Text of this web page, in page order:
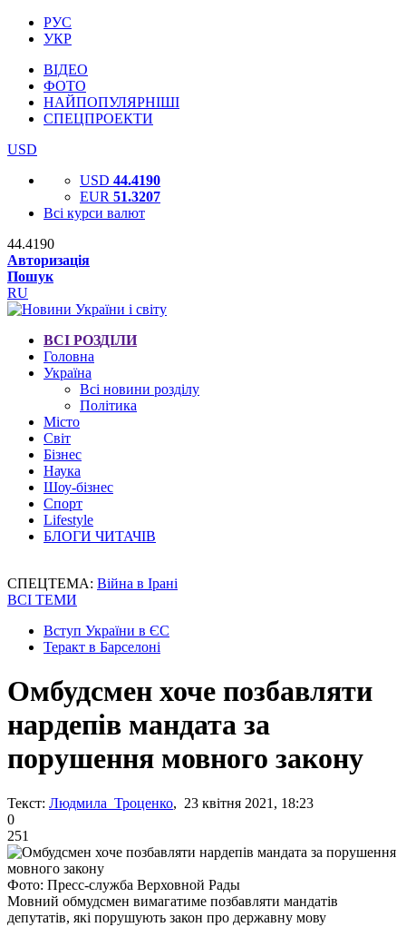
РУС
УКР
ВІДЕО
ФОТО
НАЙПОПУЛЯРНІШІ
СПЕЦПРОЕКТИ
USD
USD 44.4190
EUR 51.3207
Всі курси валют
44.4190
Авторизація
Пошук
RU
ВСІ РОЗДІЛИ
Головна
Україна
Всі новини розділу
Політика
Місто
Світ
Бізнес
Наука
Шоу-бізнес
Спорт
Lifestyle
БЛОГИ ЧИТАЧІВ
СПЕЦТЕМА: Війна в Ірані
ВСІ ТЕМИ
Вступ України в ЄС
Теракт в Барселоні
Омбудсмен хоче позбавляти
нардепів мандата за
порушення мовного закону
Текст: Людмила Троценко, 23 квітня 2021, 18:23
0
251
Фото: Пресс-служба Верховной Рады
Мовний обмудсмен вимагатиме позбавляти мандатів
депутатів, які порушують закон про державну мову